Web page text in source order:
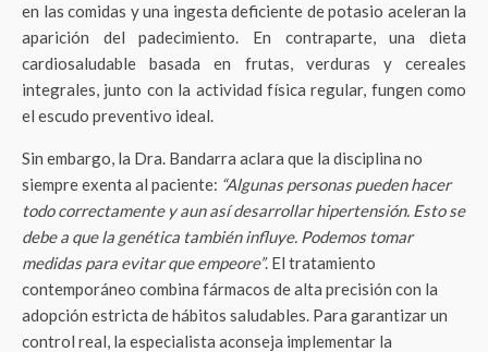
en las comidas y una ingesta deficiente de potasio aceleran la
aparición del padecimiento. En contraparte, una dieta
cardiosaludable basada en frutas, verduras y cereales
integrales, junto con la actividad física regular, fungen como
el escudo preventivo ideal.
Sin embargo, la Dra. Bandarra aclara que la disciplina no
siempre exenta al paciente: “Algunas personas pueden hacer
todo correctamente y aun así desarrollar hipertensión. Esto se
debe a que la genética también influye. Podemos tomar
medidas para evitar que empeore”. El tratamiento
contemporáneo combina fármacos de alta precisión con la
adopción estricta de hábitos saludables. Para garantizar un
control real, la especialista aconseja implementar la